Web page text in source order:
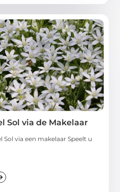
Sol via de Makelaar
Sol via een makelaar Speelt u